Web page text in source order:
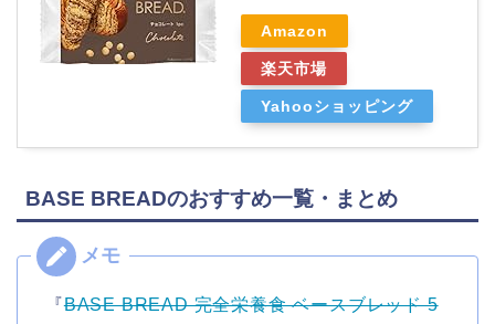
Amazon
楽天市場
Yahooショッピング
BASE BREADのおすすめ一覧・まとめ
『BASE BREAD 完全栄養食 ベースブレッド 5